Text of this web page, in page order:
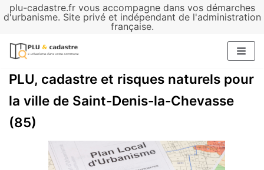
plu-cadastre.fr vous accompagne dans vos démarches
d'urbanisme. Site privé et indépendant de l'administration
française.
Aller
contenu
PLU, cadastre et risques naturels pour
la ville de Saint-Denis-la-Chevasse
(85)